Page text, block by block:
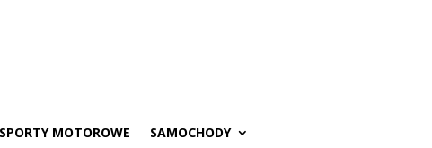
SPORTY MOTOROWE SAMOCHODY